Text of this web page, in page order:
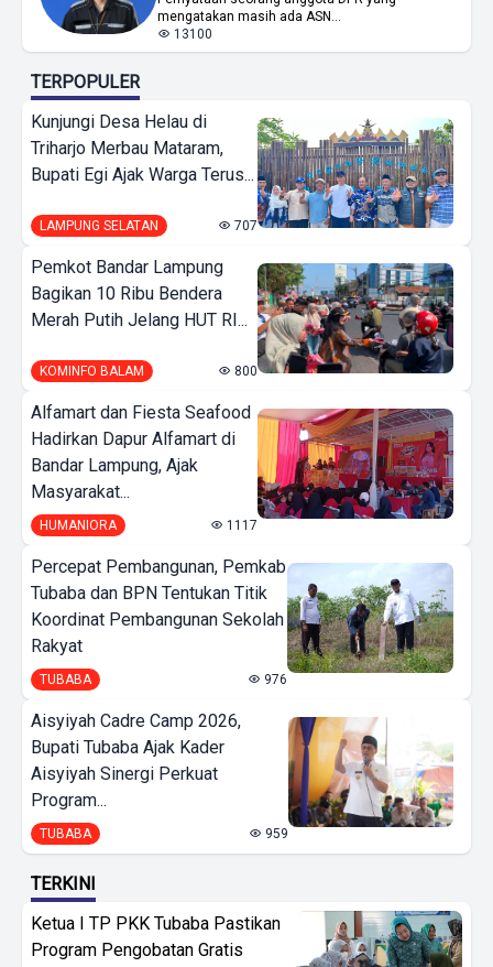
mengatakan masih ada ASN...
13100
TERPOPULER
Kunjungi Desa Helau di
Triharjo Merbau Mataram,
Bupati Egi Ajak Warga Terus...
LAMPUNG SELATAN 707
Pemkot Bandar Lampung
Bagikan 10 Ribu Bendera
Merah Putih Jelang HUT RI...
KOMINFO BALAM 800
Alfamart dan Fiesta Seafood
Hadirkan Dapur Alfamart di
Bandar Lampung, Ajak
Masyarakat...
HUMANIORA 1117
Percepat Pembangunan, Pemkab
Tubaba dan BPN Tentukan Titik
Koordinat Pembangunan Sekolah
Rakyat
TUBABA 976
Aisyiyah Cadre Camp 2026,
Bupati Tubaba Ajak Kader
Aisyiyah Sinergi Perkuat
Program...
TUBABA 959
TERKINI
Ketua I TP PKK Tubaba Pastikan
Program Pengobatan Gratis